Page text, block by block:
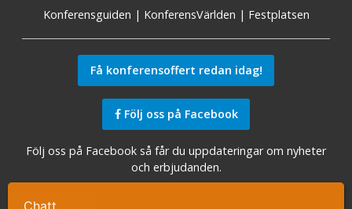
Konferensguiden | KonferensVärlden | Festplatsen
Få konferensoffert redan idag!
Följ oss på Facebook
Följ oss på Facebook så får du uppdateringar om nyheter
och erbjudanden.
Sök konferensanläggningar|Konferens Stockholm|
Konferens Arlanda
Chatt